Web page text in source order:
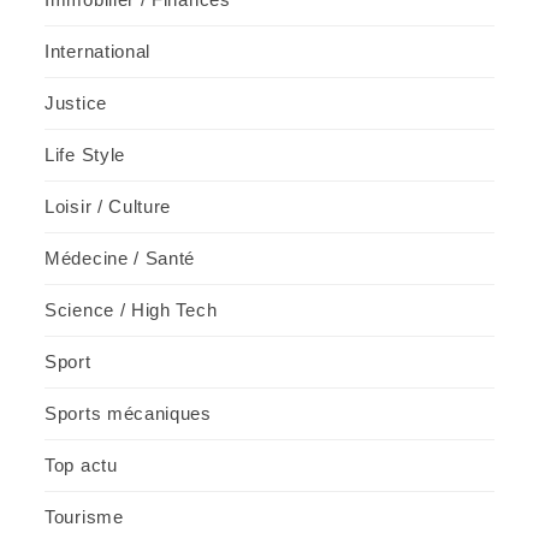
International
Justice
Life Style
Loisir / Culture
Médecine / Santé
Science / High Tech
Sport
Sports mécaniques
Top actu
Tourisme